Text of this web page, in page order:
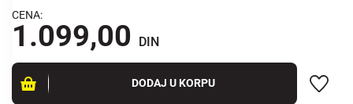
CENA:
1.099,00 DIN
DODAJ U KORPU